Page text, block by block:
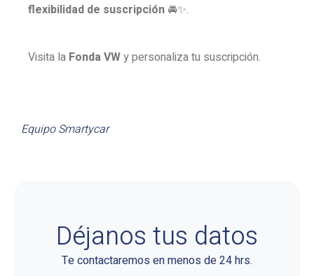
flexibilidad de suscripción 🚘✨.
Visita la Fonda VWy personaliza tu suscripción.
Equipo Smartycar
Déjanos tus datos
Te contactaremos en menos de 24 hrs.